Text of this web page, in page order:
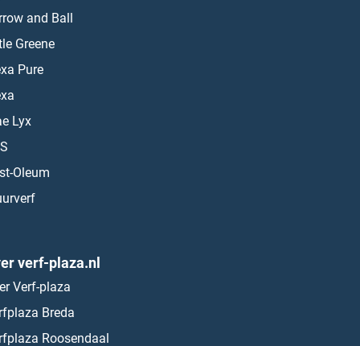
and Ball
Greene
Pure
Lyx
Oleum
verf-plaza.nl
Verf-plaza
Breda
Roosendaal